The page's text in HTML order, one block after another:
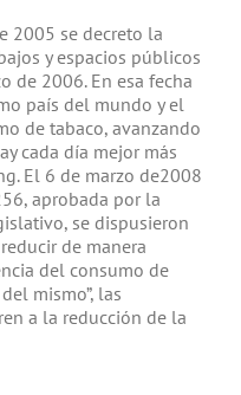
2005 se decreto la
y espacios públicos
de 2006. En esa fecha
país del mundo y el
de tabaco, avanzando
cada día mejor más
El 6 de marzo de2008
aprobada por la
se dispusieron
de manera
del consumo de
mismo”, las
a la reducción de la